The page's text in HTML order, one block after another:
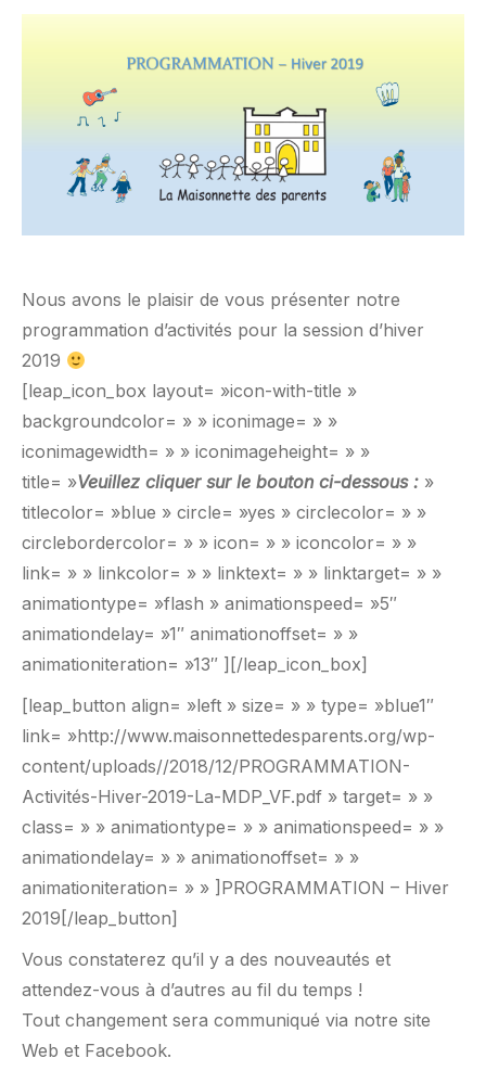
Nous avons le plaisir de vous présenter notre
programmation d’activités pour la session d’hiver
2019
[leap_icon_box layout= »icon-with-title »
backgroundcolor= » » iconimage= » »
iconimagewidth= » » iconimageheight= » »
title= »Veuillez cliquer sur le bouton ci-dessous : »
titlecolor= »blue » circle= »yes » circlecolor= » »
circlebordercolor= » » icon= » » iconcolor= » »
link= » » linkcolor= » » linktext= » » linktarget= » »
animationtype= »flash » animationspeed= »5″
animationdelay= »1″ animationoffset= » »
animationiteration= »13″ ][/leap_icon_box]
[leap_button align= »left » size= » » type= »blue1″
link= »http://www.maisonnettedesparents.org/wp-
content/uploads//2018/12/PROGRAMMATION-
Activités-Hiver-2019-La-MDP_VF.pdf » target= » »
class= » » animationtype= » » animationspeed= » »
animationdelay= » » animationoffset= » »
animationiteration= » » ]PROGRAMMATION – Hiver
2019[/leap_button]
Vous constaterez qu’il y a des nouveautés et
attendez-vous à d’autres au fil du temps !
Tout changement sera communiqué via notre site
Web et Facebook.